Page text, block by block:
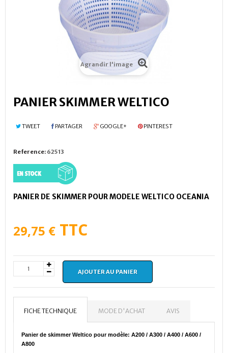
Agrandir l'image
PANIER SKIMMER WELTICO
TWEET PARTAGER GOOGLE+ PINTEREST
Reference: 62513
PANIER DE SKIMMER POUR MODELE WELTICO OCEANIA
29,75 € TTC
AJOUTER AU PANIER
FICHE TECHNIQUE MODE D'ACHAT AVIS
Panier de skimmer Weltico pour modèle: A200 / A300 / A400 / A600 /
A800